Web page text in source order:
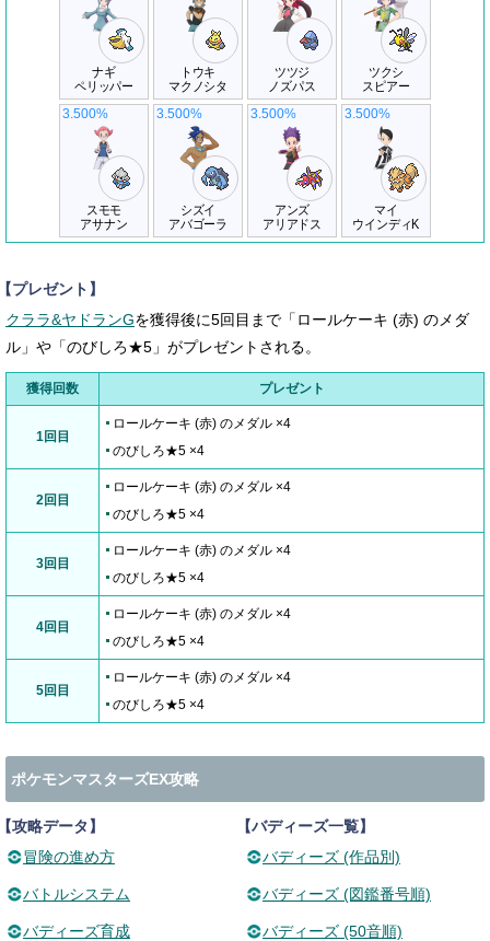
ナギ
ペリッパー
トウキ
マクノシタ
ツツジ
ノズパス
ツクシ
スピアー
スモモ
アサナン
3.500%
シズイ
アバゴーラ
3.500%
アンズ
アリアドス
3.500%
マイ
ウインディK
3.500%
プレゼント】
クララ&ヤドランGを獲得後に5回目まで「ロールケーキ (赤) のメダ
ル」や「のびしろ★5」がプレゼントされる。
獲得回数 プレゼント
1回目
ロールケーキ (赤) のメダル ×4
のびしろ★5 ×4
2回目
ロールケーキ (赤) のメダル ×4
のびしろ★5 ×4
3回目
ロールケーキ (赤) のメダル ×4
のびしろ★5 ×4
4回目
ロールケーキ (赤) のメダル ×4
のびしろ★5 ×4
5回目
ロールケーキ (赤) のメダル ×4
のびしろ★5 ×4
ポケモンマスターズEX攻略
攻略データ】
冒険の進め方
バトルシステム
バディーズ育成
【バディーズ一覧】
バディーズ (作品別)
バディーズ (図鑑番号順)
バディーズ (50音順)